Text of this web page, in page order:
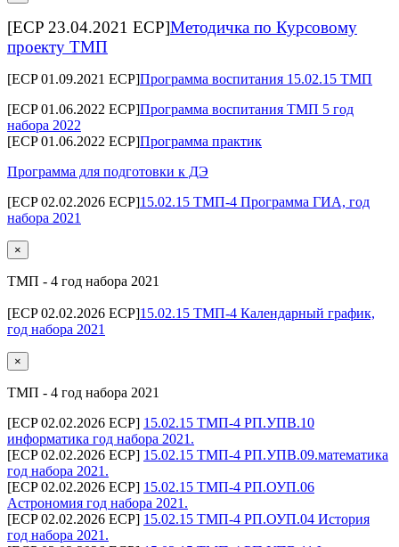
[ECP 23.04.2021 ECP]Методичка по Курсовому
проекту ТМП
[ECP 01.09.2021 ECP]Программа воспитания 15.02.15 ТМП
[ECP 01.06.2022 ECP]Программа воспитания ТМП 5 год
набора 2022
[ECP 01.06.2022 ECP]Программа практик
Программа для подготовки к ДЭ
[ECP 02.02.2026 ECP]15.02.15 ТМП-4 Программа ГИА, год
набора 2021
×
ТМП - 4 год набора 2021
[ECP 02.02.2026 ECP]15.02.15 ТМП-4 Календарный график,
год набора 2021
×
ТМП - 4 год набора 2021
[ECP 02.02.2026 ECP] 15.02.15 ТМП-4 РП.УПВ.10
информатика год набора 2021.
[ECP 02.02.2026 ECP] 15.02.15 ТМП-4 РП.УПВ.09.математика
год набора 2021.
[ECP 02.02.2026 ECP] 15.02.15 ТМП-4 РП.ОУП.06
Астрономия год набора 2021.
[ECP 02.02.2026 ECP] 15.02.15 ТМП-4 РП.ОУП.04 История
год набора 2021.